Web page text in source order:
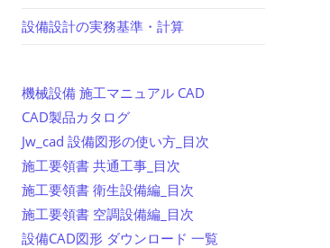
設備設計の実務基準・計算
機械設備 施工マニュアル CAD
CAD製品カタログ
Jw_cad 設備図形の使い方_目次
施工要領書 共通工事_目次
施工要領書 衛生設備編_目次
施工要領書 空調設備編_目次
設備CAD図形 ダウンロード 一覧